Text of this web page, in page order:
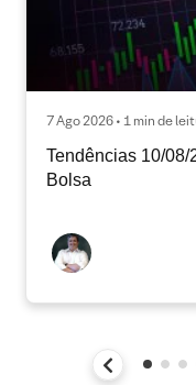
7 Ago 2026 • 1 min de
Tendências 10/
Bolsa